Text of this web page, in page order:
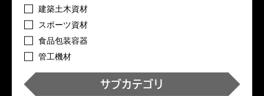
建築土木資材
スポーツ資材
食品包装容器
管工機材
サブカテゴリ